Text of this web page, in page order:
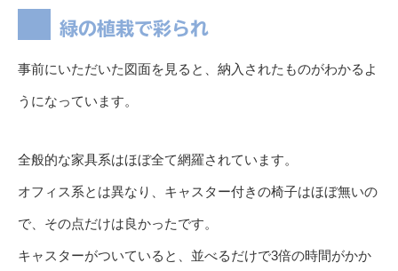
緑の植栽で彩られ
事前にいただいた図面を見ると、納入されたものがわかるよ
うになっています。
全般的な家具系はほぼ全て網羅されています。
オフィス系とは異なり、キャスター付きの椅子はほぼ無いの
で、その点だけは良かったです。
キャスターがついていると、並べるだけで3倍の時間がかか